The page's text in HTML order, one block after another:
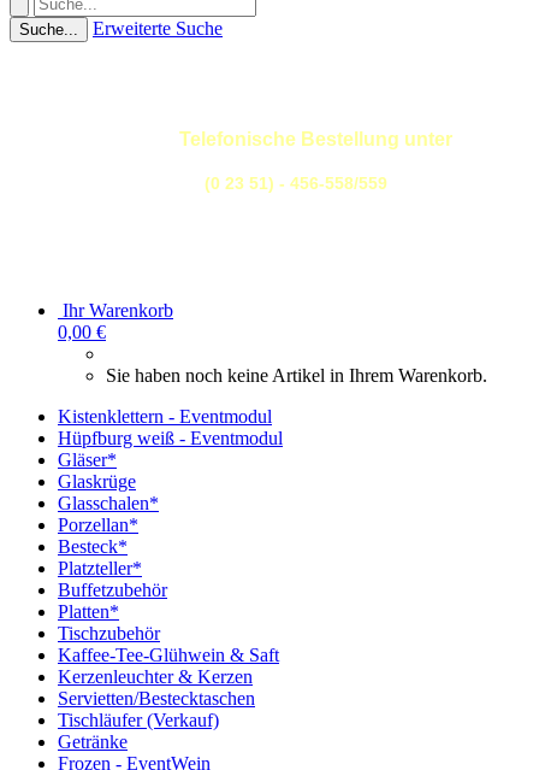
Suche... Erweiterte Suche
Telefonische Bestellung unter
(0 23 51) - 456-558/559
Ihr Warenkorb
0,00 €
Sie haben noch keine Artikel in Ihrem Warenkorb.
Kistenklettern - Eventmodul
Hüpfburg weiß - Eventmodul
Gläser*
Glaskrüge
Glasschalen*
Porzellan*
Besteck*
Platzteller*
Buffetzubehör
Platten*
Tischzubehör
Kaffee-Tee-Glühwein & Saft
Kerzenleuchter & Kerzen
Servietten/Bestecktaschen
Tischläufer (Verkauf)
Getränke
Frozen - EventWein